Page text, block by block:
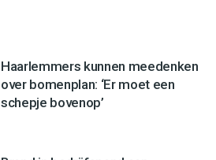
Haarlemmers kunnen meedenken
over bomenplan: ‘Er moet een
schepje bovenop’